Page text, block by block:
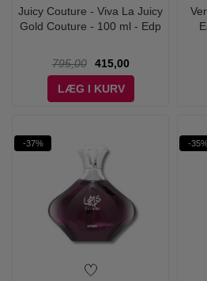
Juicy Couture - Viva La Juicy
Gold Couture - 100 ml - Edp
795,00
415,00
LÆG I KURV
-37% -